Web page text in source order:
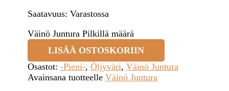
Saatavuus: Varastossa
Väinö Juntura Pilkillä määrä
LISÄÄ OSTOSKORIIN
Osastot: -Pieni-, Öljyväri, Väinö Juntura
Avainsana tuotteelle Väinö Juntura